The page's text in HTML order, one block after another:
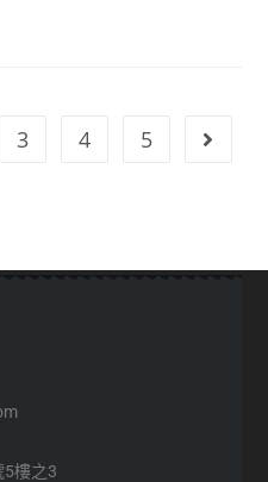
3 4 5
5樓之3